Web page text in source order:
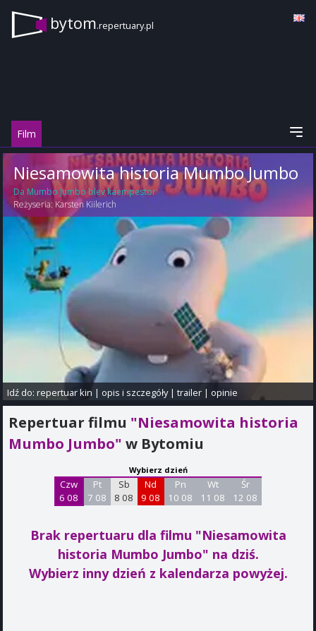
bytom.repertuary.pl
Film
Niesamowita historia Mumbo Jumbo
Da Mumbo Jumbo blev kaempestor
Reżyseria: Karsten Kiilerich
Idź do:repertuar kin | opis i szczegóły|trailer |opinie
Repertuar filmu "Niesamowita historia
Mumbo Jumbo" w Bytomiu
Wybierz dzień
Czw
6 08
Pt
7 08
Sb
8 08
Nd
9 08
Pn
10 08
Wt
11 08
Śr
12 08
Brak repertuaru dla filmu "Niesamowita
historia Mumbo Jumbo" na dziś.
Wybierz inny dzień z kalendarza powyżej.